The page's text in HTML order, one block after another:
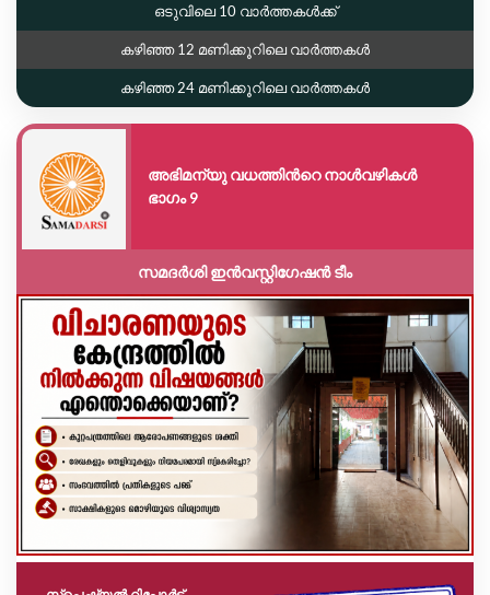
ഒടുവിലെ 10 വാർത്തകൾക്ക്
കഴിഞ്ഞ 12 മണിക്കൂറിലെ വാർത്തകൾ
കഴിഞ്ഞ 24 മണിക്കൂറിലെ വാർത്തകൾ
അഭിമന്യു വധത്തിൻറെ നാൾവഴികൾ
ഭാഗം 9
സമദർശി ഇൻവസ്റ്റിഗേഷൻ ടീം